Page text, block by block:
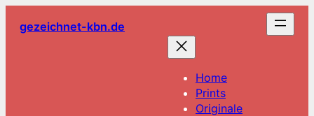
Inhalt
gezeichnet-kbn.de
Home
Prints
Originale